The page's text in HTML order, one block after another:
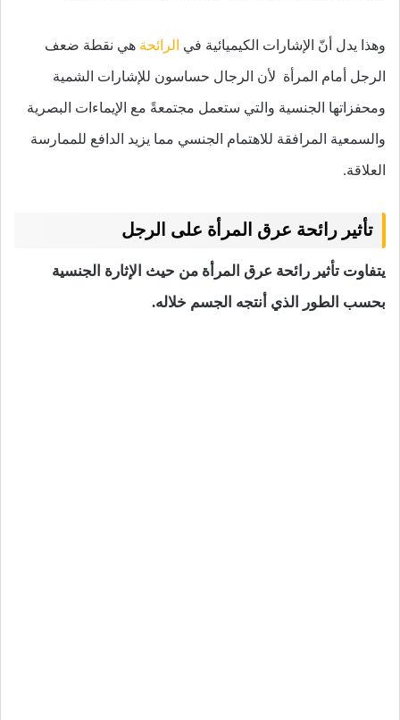
وهذا يدل أنّ الإشارات الكيميائية في الرائحة هي نقطة ضعف
الرجل أمام المرأة لأن الرجال حساسون للإشارات الشمية
ومحفزاتها الجنسية والتي ستعمل مجتمعةً مع الإيماءات البصرية
والسمعية المرافقة للاهتمام الجنسي مما يزيد الدافع للممارسة
العلاقة.
تأثير رائحة عرق المرأة على الرجل
يتفاوت تأثير رائحة عرق المرأة من حيث الإثارة الجنسية
بحسب الطور الذي أنتجه الجسم خلاله.